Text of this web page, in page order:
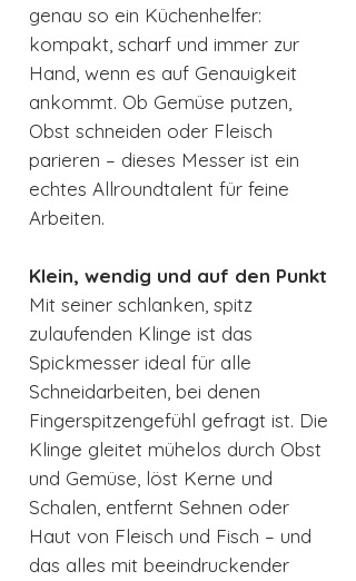
genau so ein Küchenhelfer:
kompakt, scharf und immer zur
Hand, wenn es auf Genauigkeit
ankommt. Ob Gemüse putzen,
Obst schneiden oder Fleisch
parieren – dieses Messer ist ein
echtes Allroundtalent für feine
Arbeiten.
Klein, wendig und auf den Punkt
Mit seiner schlanken, spitz
zulaufenden Klinge ist das
Spickmesser ideal für alle
Schneidarbeiten, bei denen
Fingerspitzengefühl gefragt ist. Die
Klinge gleitet mühelos durch Obst
und Gemüse, löst Kerne und
Schalen, entfernt Sehnen oder
Haut von Fleisch und Fisch – und
das alles mit beeindruckender